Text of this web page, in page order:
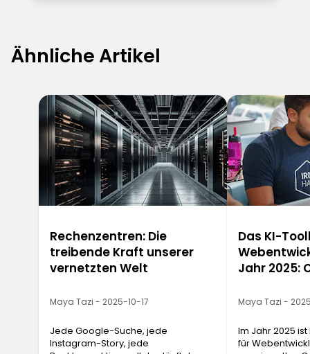
Ähnliche Artikel
Rechenzentren: Die
treibende Kraft unserer
vernetzten Welt
Maya Tazi - 2025-10-17
Jede Google-Suche, jede
Instagram-Story, jede
Das KI-
Jahr 2025:
Maya Tazi -
Im Jahr 2025
für